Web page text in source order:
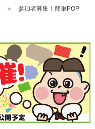
＞ 参加者募集！簡単POP